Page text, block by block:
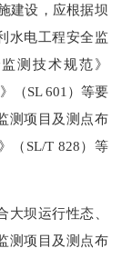
设，应根据坝
水电工程安全监
测技术规范》
（SL 601）等要
测项目及测点布
（SL/T 828）等
坝运行性态、
测项目及测点布